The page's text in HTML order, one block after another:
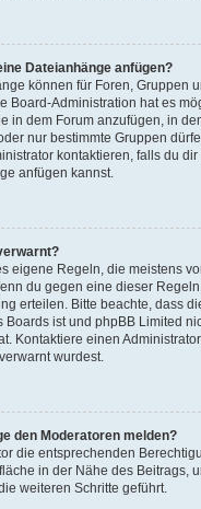
Dateianhänge anfügen?
können für Foren, Gruppen
Board-Administration hat es
in dem Forum anzufügen, in
nur bestimmte Gruppen
kontaktieren, falls du
anfügen kannst.
eigene Regeln, die meistens
du gegen eine dieser
erteilen. Bitte beachte, dass
Boards ist und phpBB Limited
Kontaktiere einen
wurdest.
den Moderatoren melden?
die entsprechenden
in der Nähe des Beitrags,
weiteren Schritte geführt.